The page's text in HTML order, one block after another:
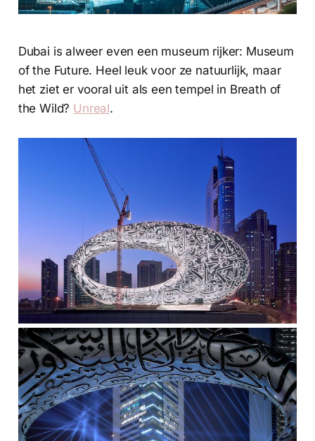
Dubai is alweer even een museum rijker: Museum
of the Future. Heel leuk voor ze natuurlijk, maar
het ziet er vooral uit als een tempel in Breath of
the Wild? Unreal.